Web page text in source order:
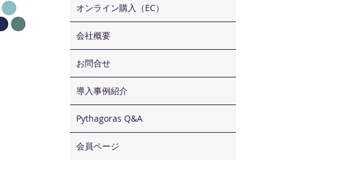
オンライン購入（EC）
会社概要
お問合せ
導入事例紹介
Pythagoras Q&A
会員ページ